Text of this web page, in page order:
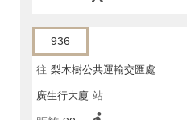
936
往 梨木樹公共運輸交匯處
廣生行大廈 站